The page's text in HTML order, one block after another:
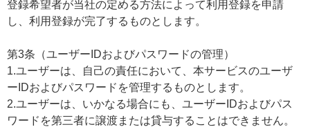
登録希望者が当社の定める方法によって利用登録を申請
し、利用登録が完了するものとします。
第3条（ユーザーIDおよびパスワードの管理）
1.ユーザーは、自己の責任において、本サービスのユーザ
ーIDおよびパスワードを管理するものとします。
2.ユーザーは、いかなる場合にも、ユーザーIDおよびパス
ワードを第三者に譲渡または貸与することはできません。